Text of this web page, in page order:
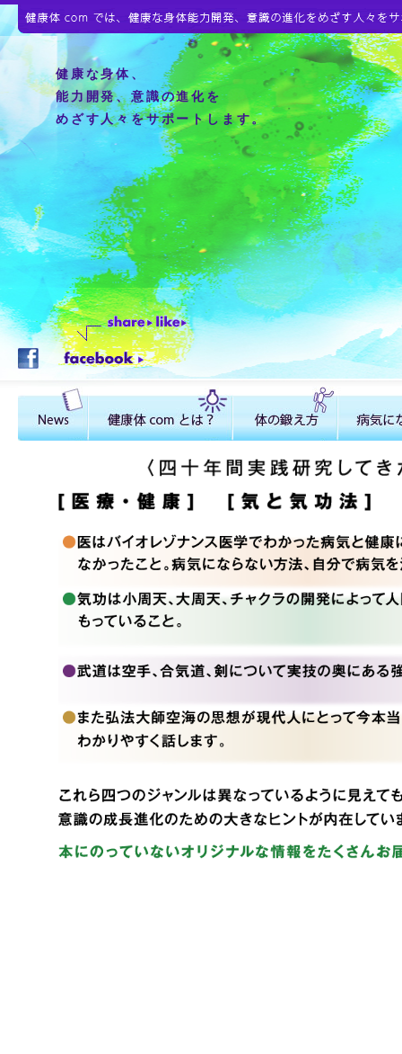
健康な身体、
能力開発、意識の進化を
めざす人々をサポートします。